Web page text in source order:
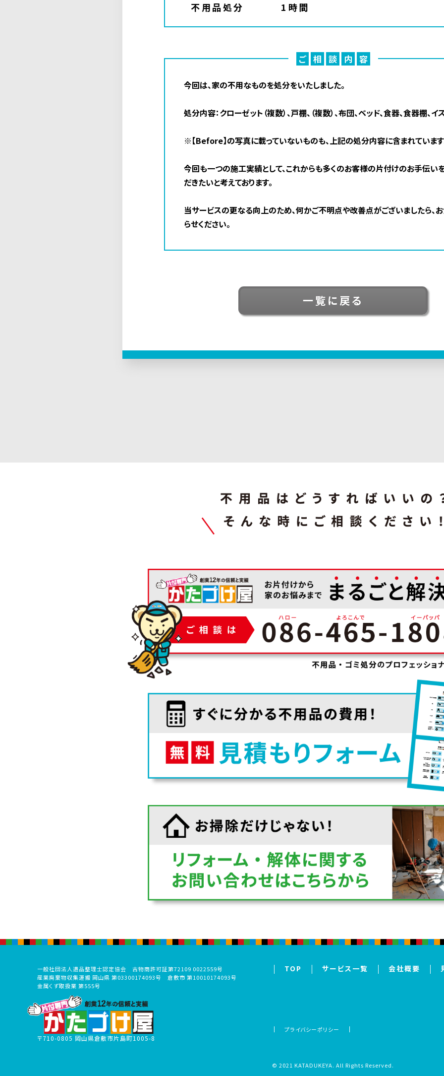
不用品処分 1時間
ご 相 談 内 容
今回は、家の不用なものを処分をいたしました。
処分内容：クローゼット（複数）、戸棚、（複数）、布団、ベッド、食器、食器棚、イ
※【Before】の写真に載っていないものも、上記の処分内容に含まれています
今回も一つの施工実績として、これからも多くのお客様の片付けのお手伝い
だきたいと考えております。
当サービスの更なる向上のため、何かご不明点や改善点がございましたら、
らせください。
一覧に戻る
一般社団法人遺品整理士認定協会 古物商許可証第72109 0022559号
産業廃棄物収集運搬 岡山県 第03300174093号 倉敷市 第10010174093号
金属くず取扱業 第555号
〒710-0805 岡山県倉敷市片島町1005-8
TOP サービス一覧 会社概要
プライバシーポリシー
© 2021 KATADUKEYA. All Rights Reserved.